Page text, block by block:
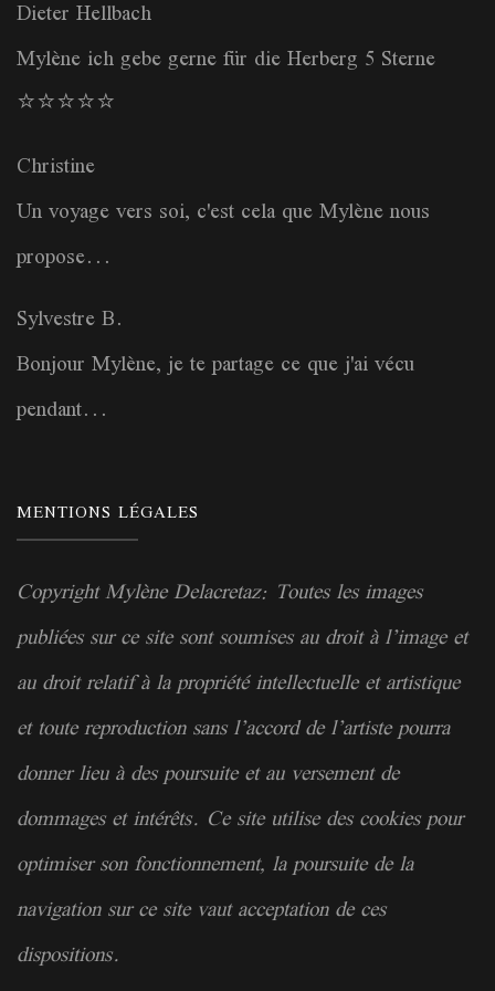
Dieter Hellbach
Mylène ich gebe gerne für die Herberg 5 Sterne
⭐️⭐️⭐️⭐️⭐️
Christine
Un voyage vers soi, c'est cela que Mylène nous
propose...
Sylvestre B.
Bonjour Mylène, je te partage ce que j'ai vécu
pendant...
MENTIONS LÉGALES
Copyright Mylène Delacretaz: Toutes les images
publiées sur ce site sont soumises au droit à l’image et
au droit relatif à lapropriétéintellectuelle et artistique
et toute reproduction sans l’accord de l’artiste pourra
donner lieu à des poursuite et au versement de
dommages et intérêts. Ce site utilise des cookies pour
optimiser son fonctionnement, la poursuite de la
navigation sur ce site vaut acceptation de ces
dispositions.